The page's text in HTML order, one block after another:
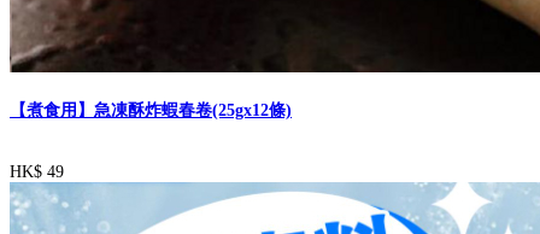
【煮食用】急凍酥炸蝦春卷(25gx12條)
HK$ 49